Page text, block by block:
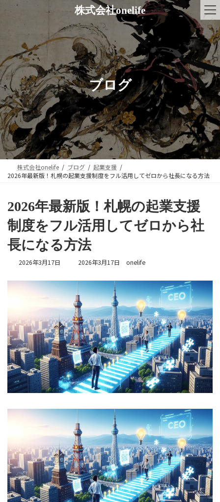
ス
キ
ッ
プ
ン
に
移
動
株式会社onelife
ブログ
株式会社onelife ブログ
起業支援
2026年最新版！札幌の起業支援制度をフル活用してゼロから社長になる方法
2026年最新版！札幌の起業支援
制度をフル活用してゼロから社
長になる方法
2026年3月17日
最
更
新
日
時
:
2026年3月17日 onelife